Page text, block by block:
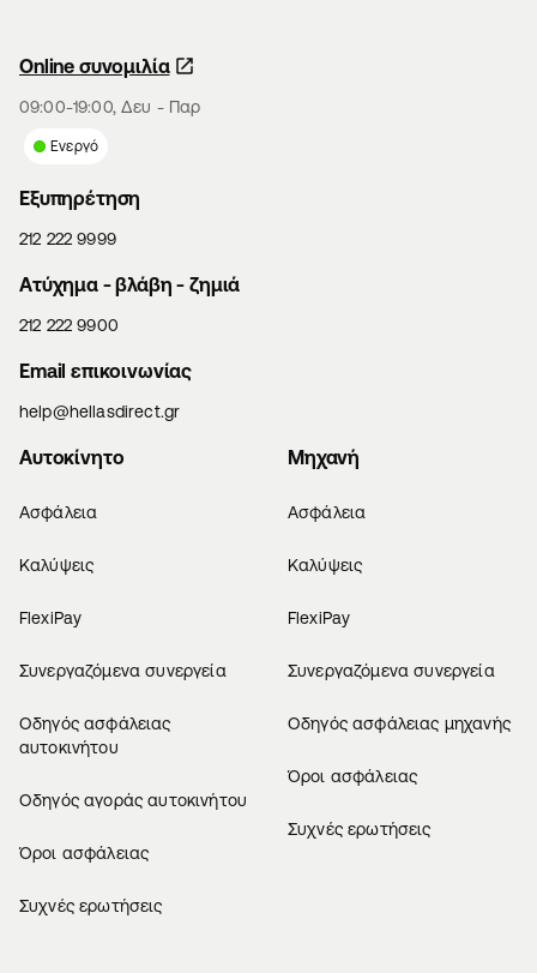
Online συνομιλία
09:00-19:00, Δευ - Παρ
Ενεργό
Εξυπηρέτηση
212 222 9999
Aτύχημα - βλάβη - ζημιά
212 222 9900
Email επικοινωνίας
help@hellasdirect.gr
Αυτοκίνητο
Ασφάλεια
Καλύψεις
FlexiPay
Συνεργαζόμενα συνεργεία
Οδηγός ασφάλειας
αυτοκινήτου
Οδηγός αγοράς αυτοκινήτου
Όροι ασφάλειας
Συχνές ερωτήσεις
Μηχανή
Ασφάλεια
Καλύψεις
FlexiPay
Συνεργαζόμενα συνεργεία
Οδηγός ασφάλειας μηχανής
Όροι ασφάλειας
Συχνές ερωτήσεις